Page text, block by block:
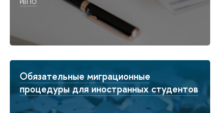
Обязательные миграционные
процедуры для иностранных студентов